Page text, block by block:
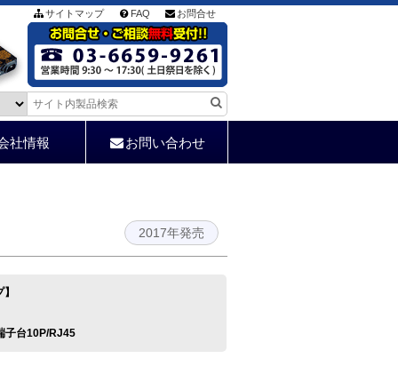
サイトマップ FAQ お問合せ
社情報 お問い合わせ
2017年発売
子台10P/RJ45